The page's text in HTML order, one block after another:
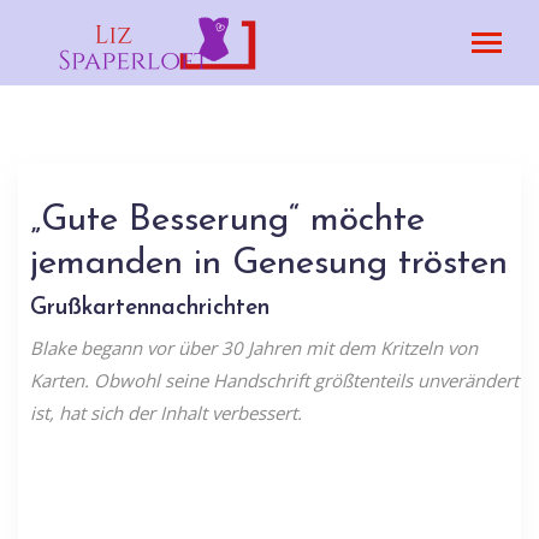
„Gute Besserung“ möchte
jemanden in Genesung trösten
Grußkartennachrichten
Blake begann vor über 30 Jahren mit dem Kritzeln von
Karten. Obwohl seine Handschrift größtenteils unverändert
ist, hat sich der Inhalt verbessert.